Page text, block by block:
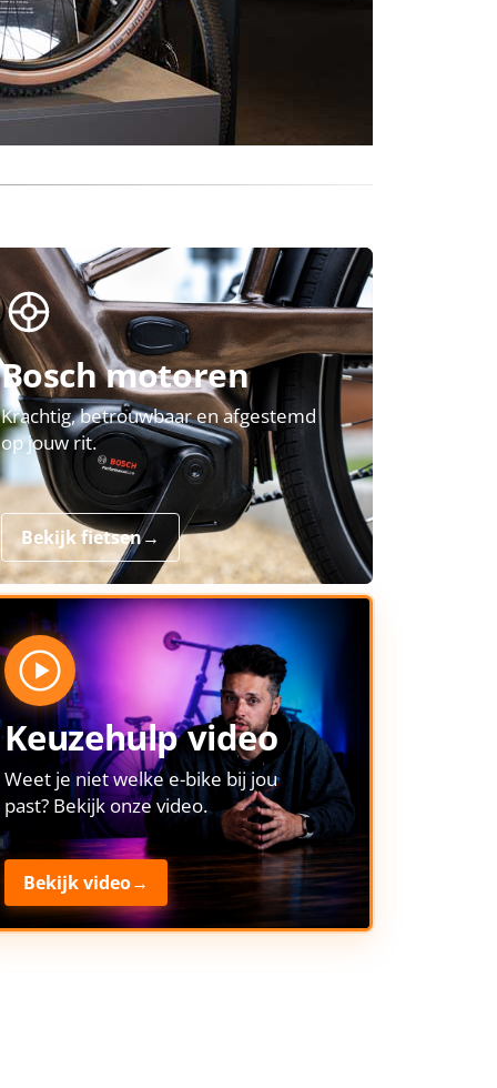
Bosch motoren
Krachtig, betrouwbaar en afgestemd
op jouw rit.
Bekijk fietsen→
Keuzehulp video
Weet je niet welke e-bike bij jou
past? Bekijk onze video.
Bekijk video→